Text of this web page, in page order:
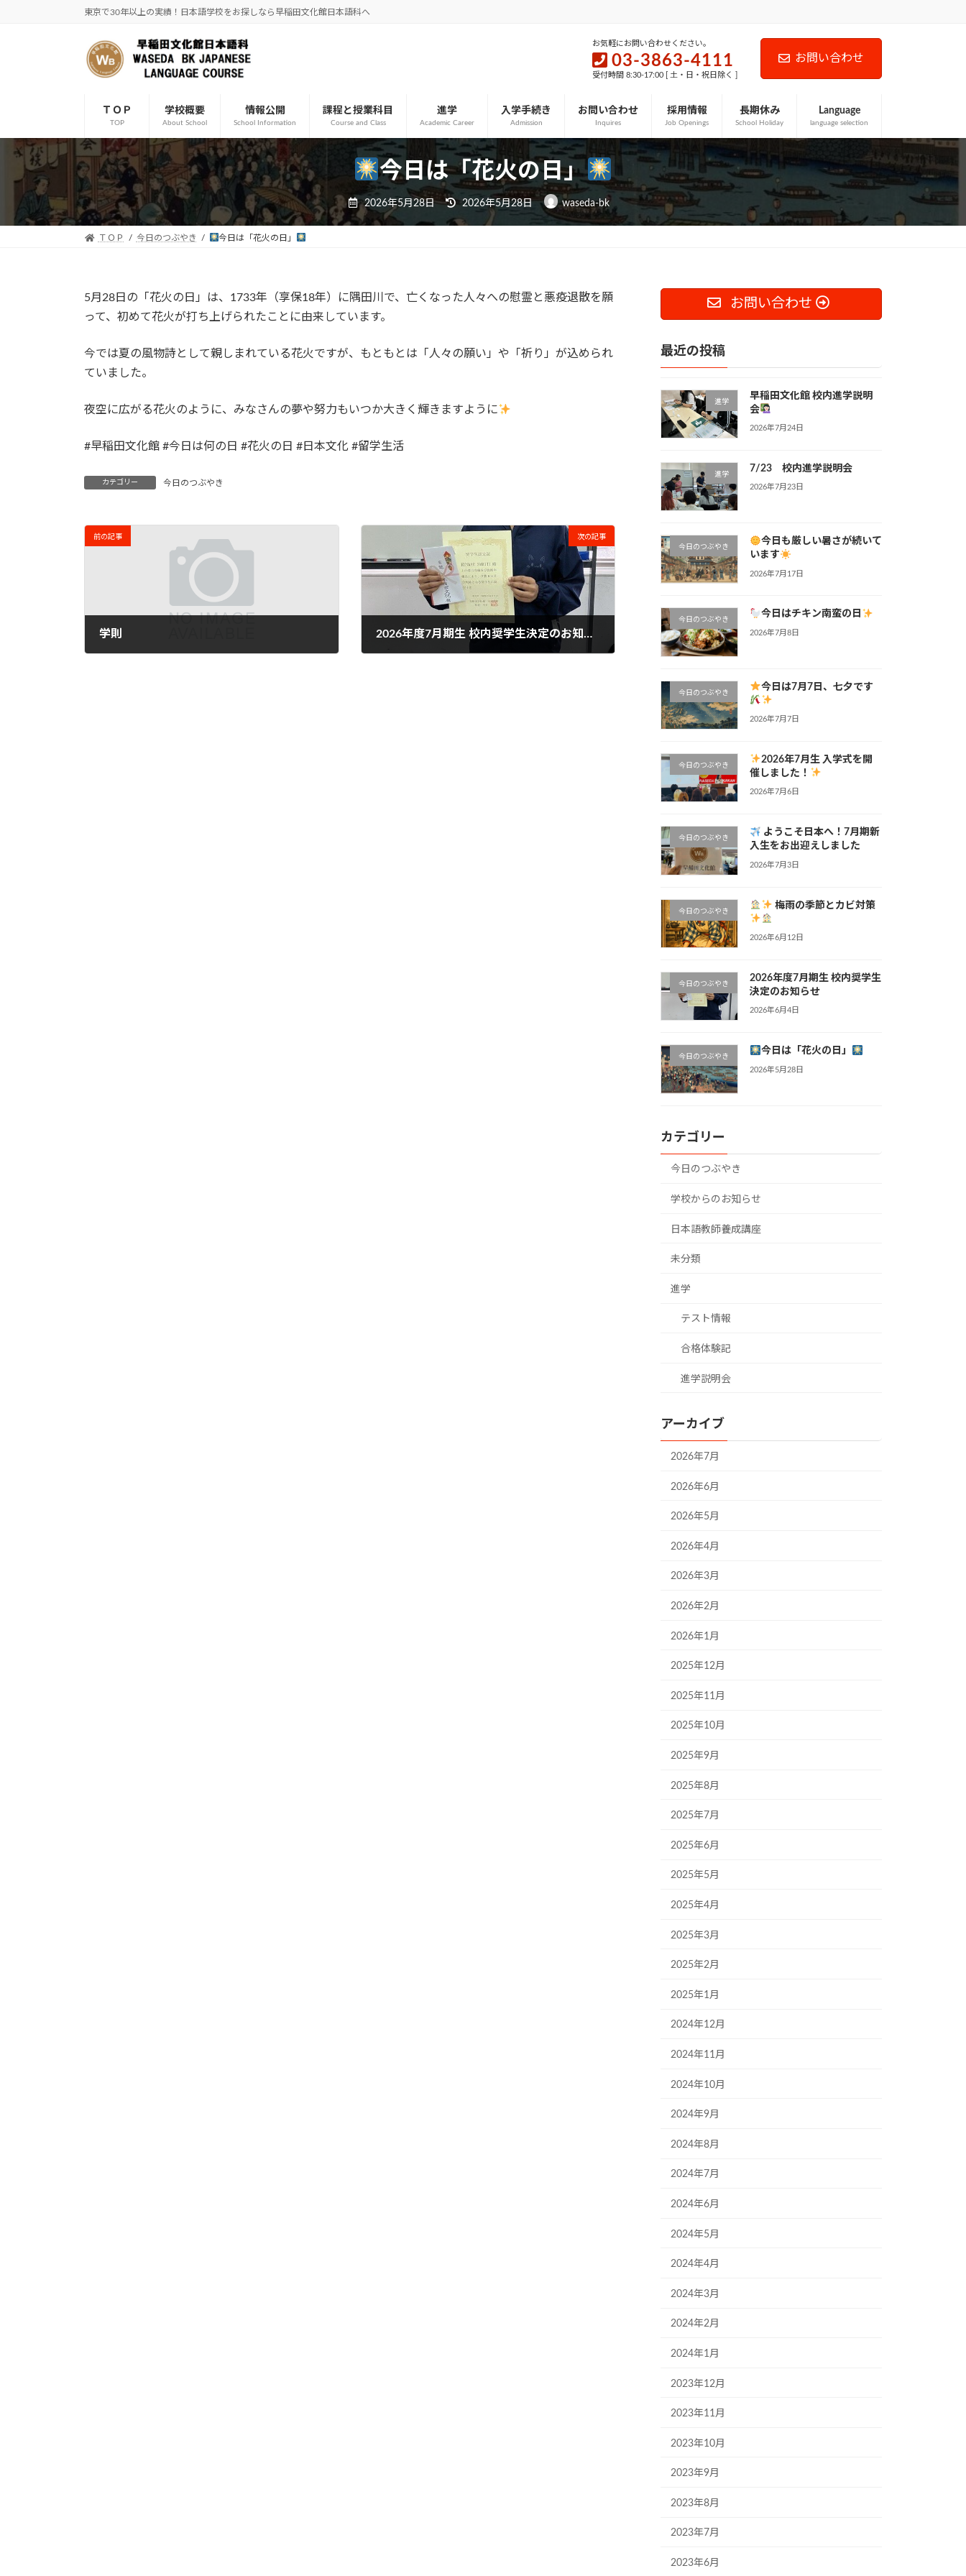
東京で30年以上の実績！日本語学校をお探しなら早稲田文化館日本語科へ
お気軽にお問い合わせください。
03-3863-4111
受付時間 8:30-17:00 [ 土・日・祝日除く ]
お問い合わせ
ＴＯＰ
TOP
学校概要
About School
情報公開
School Information
課程と授業科目
Course and Class
進学
Academic Career
入学手続き
Admission
お問い合わせ
Inquires
採用情報
Job Openings
長期休み
School Holiday
Language
language selection
今日は「花火の日」
2026年5月28日
最
終
新
2026年5月28日 waseda-bk
ＴＯＰ 今日のつぶやき 今日は「花火の日」
5月28日の「花火の日」は、1733年（享保18年）に隅田川で、亡くなった人々への慰霊と悪疫退散を願
って、初めて花火が打ち上げられたことに由来しています。
今では夏の風物詩として親しまれている花火ですが、もともとは「人々の願い」や「祈り」が込められ
ていました。
夜空に広がる花火のように、みなさんの夢や努力もいつか大きく輝きますように
#早稲田文化館 #今日は何の日 #花火の日 #日本文化 #留学生活
カテゴリー 今日のつぶやき
前の記事
学則
次の記事
2026年度7月期生 校内奨学生決定のお知らせ
お問い合わせ
最近の投稿
進学
早稲田文化館 校内進学説明
会
2026年7月24日
進学
7/23 校内進学説明会
2026年7月23日
今日のつぶやき
今日も厳しい暑さが続いて
います
2026年7月17日
今日のつぶやき
今日はチキン南蛮の日
2026年7月8日
今日のつぶやき
今日は7月7日、七夕です
2026年7月7日
今日のつぶやき
2026年7月生 入学式を開
催しました！
2026年7月6日
今日のつぶやき
ようこそ日本へ！7月期新
入生をお出迎えしました
2026年7月3日
今日のつぶやき
梅雨の季節とカビ対策
2026年6月12日
今日のつぶやき
2026年度7月期生 校内奨学生
決定のお知らせ
2026年6月4日
今日のつぶやき
今日は「花火の日」
2026年5月28日
カテゴリー
今日のつぶやき
学校からのお知らせ
日本語教師養成講座
未分類
進学
テスト情報
合格体験記
進学説明会
アーカイブ
2026年7月
2026年6月
2026年5月
2026年4月
2026年3月
2026年2月
2026年1月
2025年12月
2025年11月
2025年10月
2025年9月
2025年8月
2025年7月
2025年6月
2025年5月
2025年4月
2025年3月
2025年2月
2025年1月
2024年12月
2024年11月
2024年10月
2024年9月
2024年8月
2024年7月
2024年6月
2024年5月
2024年4月
2024年3月
2024年2月
2024年1月
2023年12月
2023年11月
2023年10月
2023年9月
2023年8月
2023年7月
2023年6月